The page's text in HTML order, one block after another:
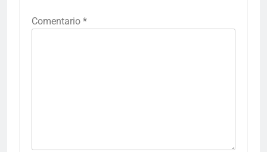
Comentario *